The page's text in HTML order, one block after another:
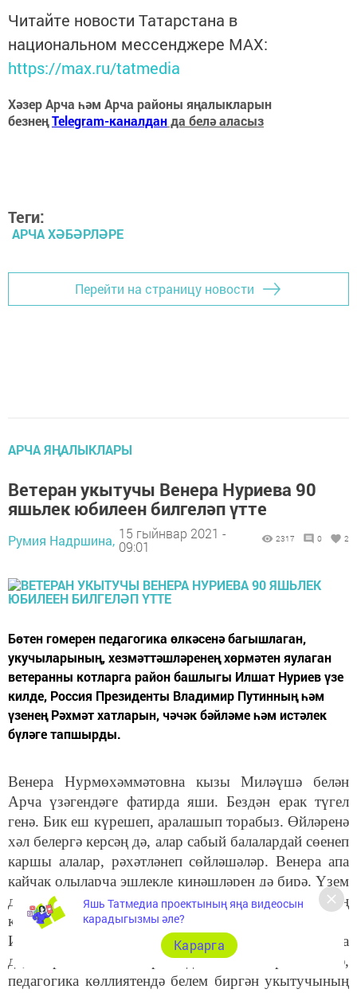
Читайте новости Татарстана в
национальном мессенджере MАХ:
https://max.ru/tatmedia
Хәзер Арча һәм Арча районы яңалыкларын
безнеңTelegram-каналданда белә аласыз
Теги:
АРЧА ХӘБӘРЛӘРЕ
Перейти на страницу новости
АРЧА ЯҢАЛЫКЛАРЫ
Ветеран укытучы Венера Нуриева 90
яшьлек юбилеен билгеләп үтте
Румия Надршина, 15 гыйнвар 2021 -
09:01
2317 0 2
Бөтен гомерен педагогика өлкәсенә багышлаган,
укучыларының, хезмәттәшләренең хөрмәтен яулаган
ветеранны котларга район башлыгы Илшат Нуриев үзе
килде, Россия Президенты Владимир Путинның һәм
үзенең Рәхмәт хатларын, чәчәк бәйләме һәм истәлек
бүләге тапшырды.
Венера Нурмөхәммәтовна кызы Миләүшә белән
Арча үзәгендәге фатирда яши. Бездән ерак түгел
генә. Бик еш күрешеп, аралашып торабыз. Өйләренә
хәл белергә керсәң дә, алар сабый балалардай сөенеп
каршы алалар, рәхәтләнеп сөйләшәләр. Венера апа
кайчак олыларча эшлекле киңәшләрен дә бирә. Үзем
дә яшь кеше түгел мин, әмма күп очракта аның
киңәшләре бик тә ярап куя.
Искиткеч кеше ул Венера Нуриева. 90 яшьтә булса
да, энергия ташып тора анда. Озак еллар мәктәптә,
педагогика көллиятендә белем биргән укытучының
Яшь Татмедиа проектының яңа видеосын
карадыгызмы әле?
Карарга